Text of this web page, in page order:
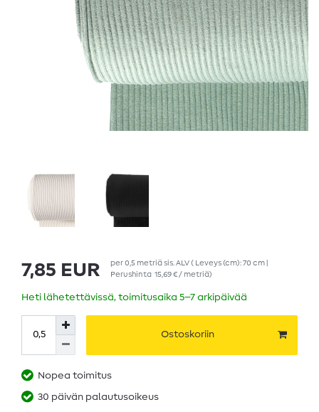
7,85 EUR per0,5 metriäsis. ALV( Leveys (cm): 70 cm |
Perushinta 15,69 € / metriä)
Heti lähetettävissä, toimitusaika 5–7 arkipäivää
Ostoskoriin
Nopea toimitus
30 päivän palautusoikeus